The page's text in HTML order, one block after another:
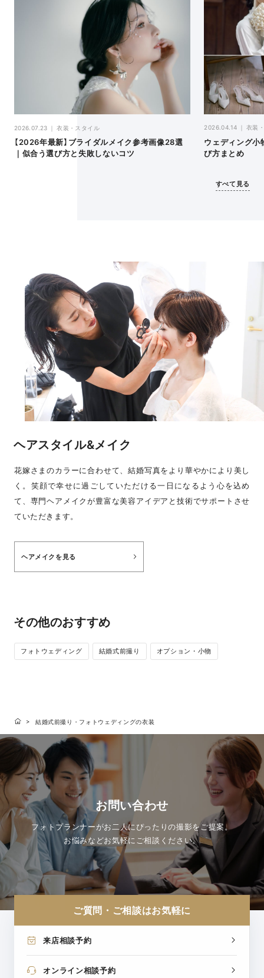
2026.07.23 衣装・スタイル
【2026年最新】ブライダルメイク参考画像28選
｜似合う選び方と失敗しないコツ
2026.04.14 衣装
ウェディング小
び方まとめ
すべて見る
ヘアスタイル&メイク
花嫁さまのカラーに合わせて、結婚写真をより華やかにより美し
く。笑顔で幸せに過ごしていただける一日になるよう心を込め
て、専門ヘアメイクが豊富な美容アイデアと技術でサポートさせ
ていただきます。
ヘアメイクを見る
その他のおすすめ
フォトウェディング 結婚式前撮り オプション・小物
結婚式前撮り・フォトウェディングの衣装
お問い合わせ
フォトプランナーがお二人にぴったりの撮影をご提案。
お悩みなどお気軽にご相談ください。
ご質問・ご相談はお気軽に
来店相談予約
オンライン相談予約